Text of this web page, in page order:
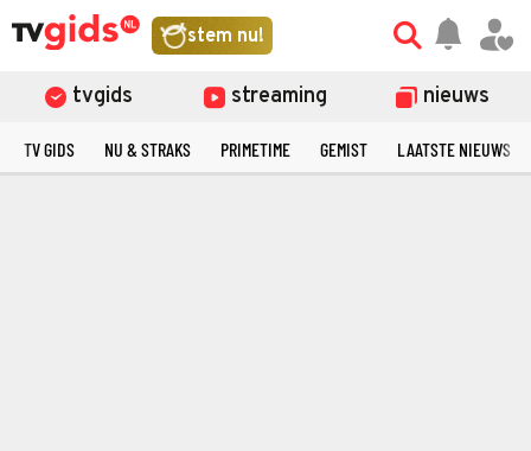
stem nu!
tvgids streaming nieuws
TV GIDS NU & STRAKS PRIMETIME GEMIST LAATSTE NIEUWS